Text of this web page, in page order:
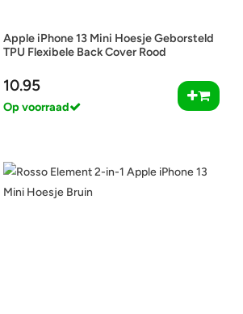
Apple iPhone 13 Mini Hoesje Geborsteld
TPU Flexibele Back Cover Rood
10.95
Op voorraad